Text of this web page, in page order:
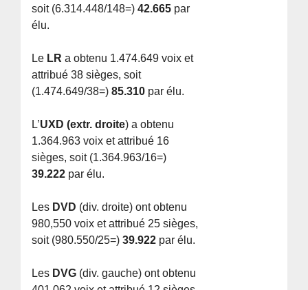
soit (6.314.448/148=)42.665 par
élu.
Le LRa obtenu 1.474.649 voix et
attribué 38 sièges, soit
(1.474.649/38=)85.310 par élu.
L’UXD (extr. droite) a obtenu
1.364.963 voix et attribué 16
sièges, soit (1.364.963/16=)
39.222 par élu.
Les DVD (div. droite) ont obtenu
980,550 voix et attribué 25 sièges,
soit (980.550/25=)39.922 par élu.
Les DVG (div. gauche) ont obtenu